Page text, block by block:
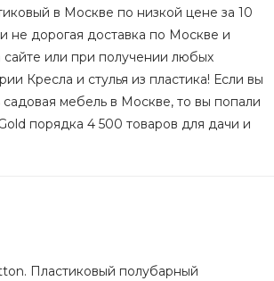
в Москве по низкой цене за 10
не дорогая доставка по Москве и
сайте или при получении любых
Кресла и стулья из пластика! Если вы
садовая мебель в Москве, то вы попали
порядка 4 500 товаров для дачи и
Пластиковый полубарный